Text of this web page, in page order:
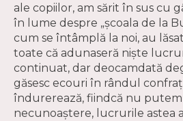
ale copiilor, am sărit în sus cu
în lume despre „şcoala de la
cum se întâmplă la noi, au
toate că adunaseră nişte
continuat, dar deocamdată
găsesc ecouri în rândul
îndurerează, fiindcă nu putem
necunoaştere, lucrurile astea